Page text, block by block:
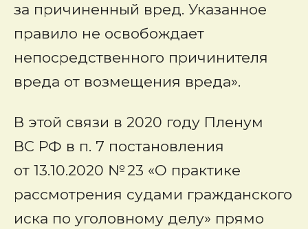
за причиненный вред. Указанное
правило не освобождает
непосредственного причинителя
вреда от возмещения вреда».
В этой связи в 2020 году Пленум
ВС РФ в п. 7 постановления
от 13.10.2020 № 23 «О практике
рассмотрения судами гражданского
иска по уголовному делу» прямо